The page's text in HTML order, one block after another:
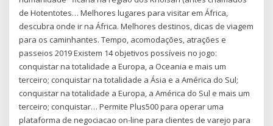
de Hotentotes… Melhores lugares para visitar em África,
descubra onde ir na África. Melhores destinos, dicas de viagem
para os caminhantes. Tempo, acomodações, atrações e
passeios 2019 Existem 14 objetivos possíveis no jogo:
conquistar na totalidade a Europa, a Oceania e mais um
terceiro; conquistar na totalidade a Ásia e a América do Sul;
conquistar na totalidade a Europa, a América do Sul e mais um
terceiro; conquistar… Permite Plus500 para operar uma
plataforma de negociacao on-line para clientes de varejo para